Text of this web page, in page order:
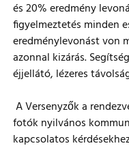
és 20% eredmény
figyelmeztetés minden
eredménylevonást von
azonnal kizárás.
éjjellátó, lézeres
A Versenyzők a
fotók nyilvános
kapcsolatos